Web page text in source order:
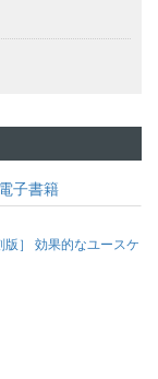
電子書籍
版］ 効果的なユースケ